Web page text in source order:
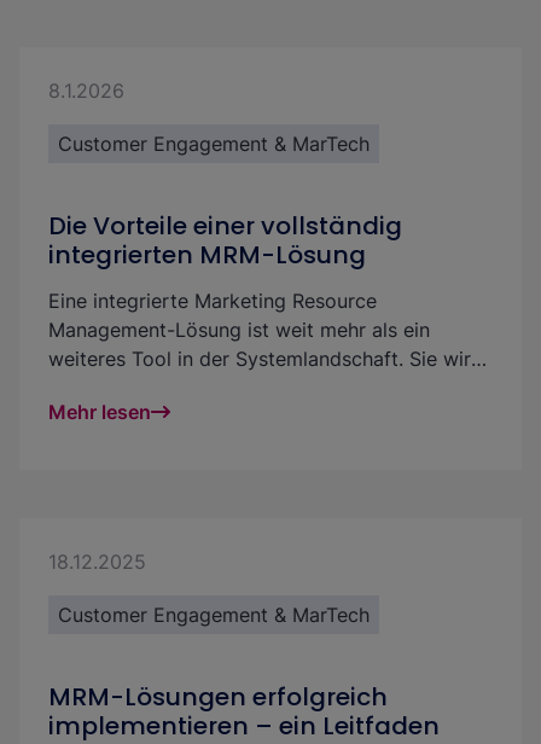
8.1.2026
Customer Engagement & MarTech
Die Vorteile einer vollständig
integrierten MRM-Lösung
Eine integrierte Marketing Resource
Management-Lösung ist weit mehr als ein
weiteres Tool in der Systemlandschaft. Sie wird
Marketingressourcen, digitale Assets, Budgets,
diesem Beitrag zeigen wir verschiedene Wege
Lösung für Deine Bedürfnisse.
Mehr lesen
18.12.2025
Customer Engagement & MarTech
MRM-Lösungen erfolgreich
implementieren – ein Leitfaden